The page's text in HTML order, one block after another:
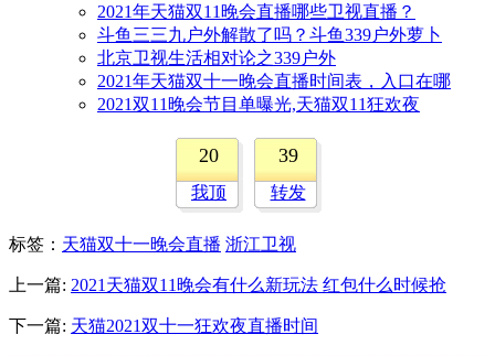
2021年天猫双11晚会直播哪些卫视直播？
斗鱼三三九户外解散了吗？斗鱼339户外萝卜
北京卫视生活相对论之339户外
2021年天猫双十一晚会直播时间表，入口在哪
2021双11晚会节目单曝光,天猫双11狂欢夜
20
我顶
39
转发
标签 ： 天猫双十一晚会直播 浙江卫视
上一篇: 2021天猫双11晚会有什么新玩法 红包什么时候抢
下一篇: 天猫2021双十一狂欢夜直播时间